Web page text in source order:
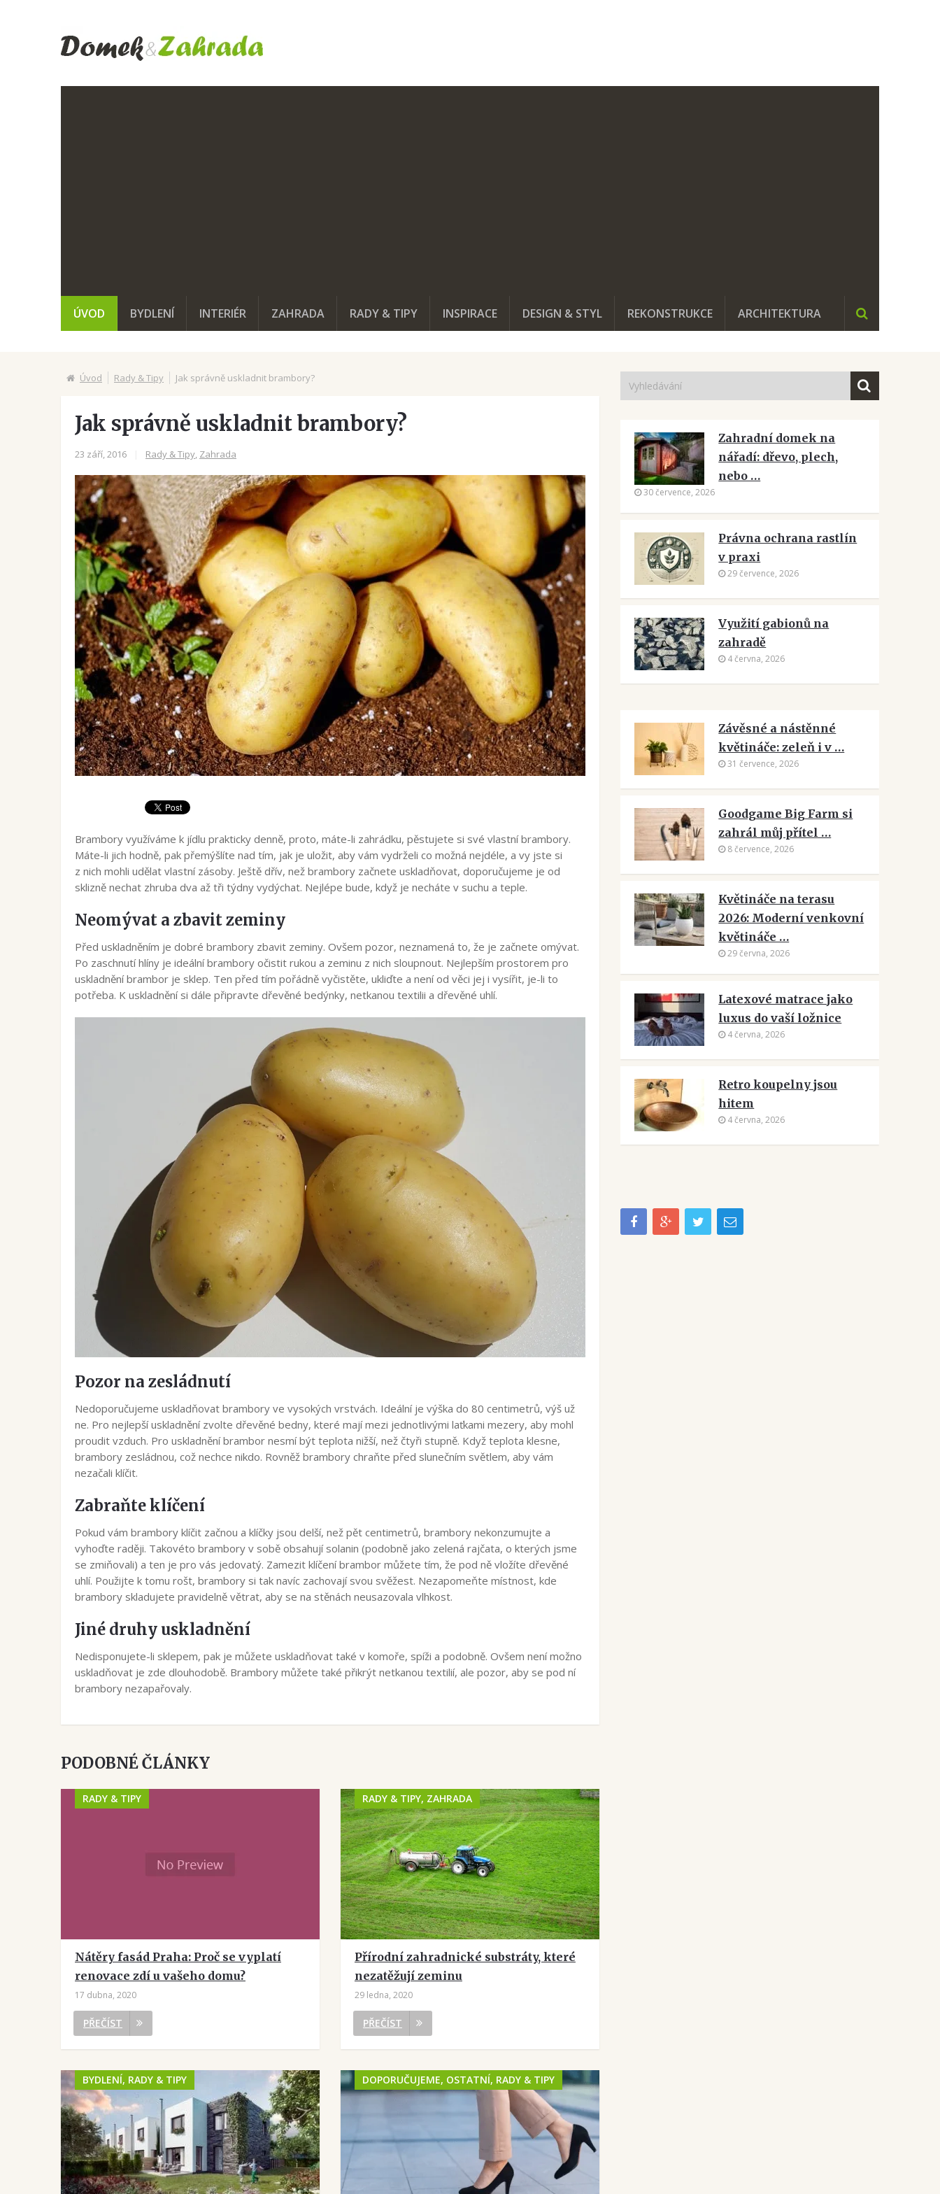
ÚVOD BYDLENÍ INTERIÉR ZAHRADA RADY & TIPY INSPIRACE DESIGN & STYL REKONSTRUKCE ARCHITEKTURA
Úvod Rady & Tipy Jak správně uskladnit brambory?
Jak správně uskladnit brambory?
23 září, 2016 Rady & Tipy, Zahrada
Brambory využíváme k jídlu prakticky denně, proto, máte-li zahrádku, pěstujete si své vlastní brambory.
Máte-li jich hodně, pak přemýšlíte nad tím, jak je uložit, aby vám vydrželi co možná nejdéle, a vy jste si
z nich mohli udělat vlastní zásoby. Ještě dřív, než brambory začnete uskladňovat, doporučujeme je od
sklizně nechat zhruba dva až tři týdny vydýchat. Nejlépe bude, když je necháte v suchu a teple.
Neomývat a zbavit zeminy
Před uskladněním je dobré brambory zbavit zeminy. Ovšem pozor, neznamená to, že je začnete omývat.
Po zaschnutí hlíny je ideální brambory očistit rukou a zeminu z nich sloupnout. Nejlepším prostorem pro
uskladnění brambor je sklep. Ten před tím pořádně vyčistěte, ukliďte a není od věci jej i vysířit, je-li to
potřeba. K uskladnění si dále připravte dřevěné bedýnky, netkanou textilii a dřevěné uhlí.
Pozor na zesládnutí
Nedoporučujeme uskladňovat brambory ve vysokých vrstvách. Ideální je výška do 80 centimetrů, výš už
ne. Pro nejlepší uskladnění zvolte dřevěné bedny, které mají mezi jednotlivými laťkami mezery, aby mohl
proudit vzduch. Pro uskladnění brambor nesmí být teplota nižší, než čtyři stupně. Když teplota klesne,
brambory zesládnou, což nechce nikdo. Rovněž brambory chraňte před slunečním světlem, aby vám
nezačali klíčit.
Zabraňte klíčení
Pokud vám brambory klíčit začnou a klíčky jsou delší, než pět centimetrů, brambory nekonzumujte a
vyhoďte raději. Takovéto brambory v sobě obsahují solanin (podobně jako zelená rajčata, o kterých jsme
se zmiňovali) a ten je pro vás jedovatý. Zamezit klíčení brambor můžete tím, že pod ně vložíte dřevěné
uhlí. Použijte k tomu rošt, brambory si tak navíc zachovají svou svěžest. Nezapomeňte místnost, kde
brambory skladujete pravidelně větrat, aby se na stěnách neusazovala vlhkost.
Jiné druhy uskladnění
Nedisponujete-li sklepem, pak je můžete uskladňovat také v komoře, spíži a podobně. Ovšem není možno
uskladňovat je zde dlouhodobě. Brambory můžete také přikrýt netkanou textilií, ale pozor, aby se pod ní
brambory nezapařovaly.
PODOBNÉ ČLÁNKY
RADY & TIPY
Nátěry fasád Praha: Proč se vyplatí
renovace zdí u vašeho domu?
17 dubna, 2020
PŘEČÍST
RADY & TIPY, ZAHRADA
Přírodní zahradnické substráty, které
nezatěžují zeminu
29 ledna, 2020
PŘEČÍST
BYDLENÍ, RADY & TIPY DOPORUČUJEME, OSTATNÍ, RADY & TIPY
Zahradní domek na
nářadí: dřevo, plech,
nebo …
30 července, 2026
Právna ochrana rastlín
v praxi
29 července, 2026
Využití gabionů na
zahradě
4 června, 2026
Závěsné a nástěnné
květináče: zeleň i v …
31 července, 2026
Goodgame Big Farm si
zahrál můj přítel …
8 července, 2026
Květináče na terasu
2026: Moderní venkovní
květináče …
29 června, 2026
Latexové matrace jako
luxus do vaší ložnice
4 června, 2026
Retro koupelny jsou
hitem
4 června, 2026